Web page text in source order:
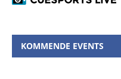
KOMMENDE EVENTS